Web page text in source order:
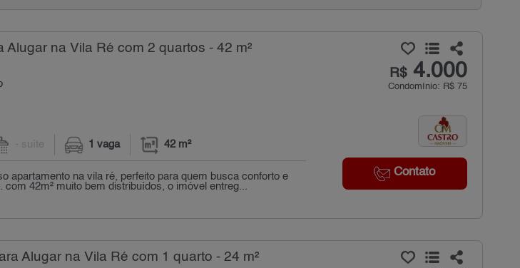
Alugar na Vila Ré com 2 quartos - 42 m²
R$4.000
Condomínio: R$ 75
Contato
- suíte 1 vaga 42 m²
apartamento na vila ré, perfeito para quem busca conforto e
com 42m² muito bem distribuídos, o imóvel entreg...
Alugar na Vila Ré com 1 quarto - 24 m²